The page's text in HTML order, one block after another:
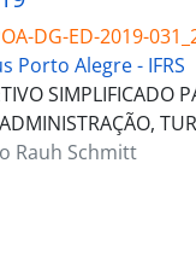
DG-ED-2019-
Porto Alegre - IFRS
SIMPLIFICADO
Rauh Schmitt